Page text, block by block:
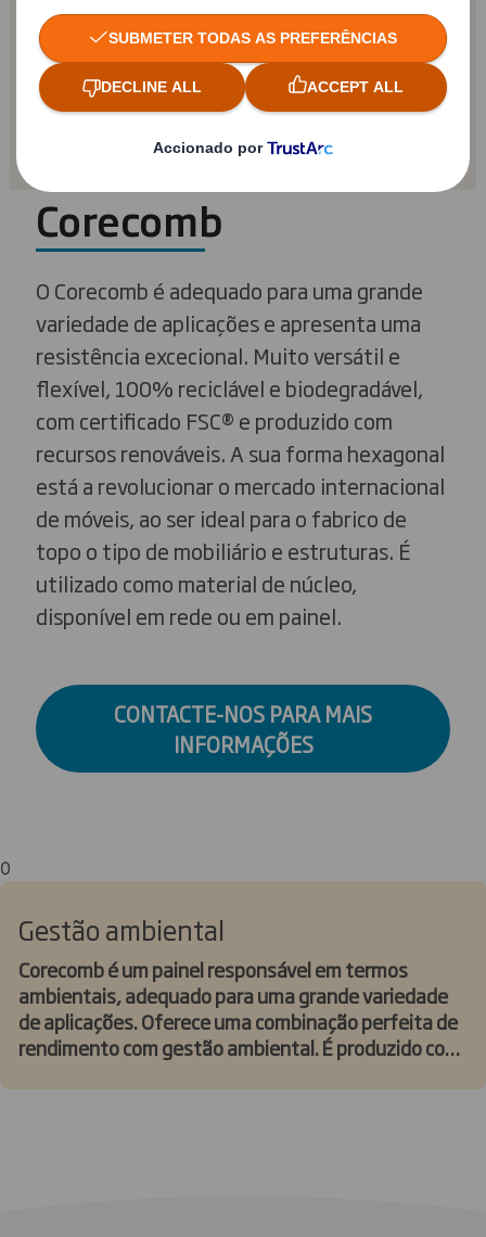
Corecomb
O Corecomb é adequado para uma grande
variedade de aplicações e apresenta uma
resistência excecional. Muito versátil e
flexível, 100% reciclável e biodegradável,
com certificado FSC® e produzido com
recursos renováveis. A sua forma hexagonal
está a revolucionar o mercado internacional
de móveis, ao ser ideal para o fabrico de
topo o tipo de mobiliário e estruturas. É
utilizado como material de núcleo,
disponível em rede ou em painel.
CONTACTE-NOS PARA MAIS
INFORMAÇÕES
0
Gestão ambiental
Corecomb é um painel responsável em termos
ambientais, adequado para uma grande variedade
de aplicações. Oferece uma combinação perfeita de
rendimento com gestão ambiental. É produzido com